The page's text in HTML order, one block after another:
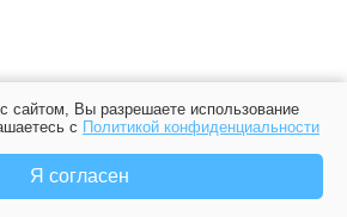
сайтом, Вы разрешаете использование
с Политикой конфиденциальности
Я согласен